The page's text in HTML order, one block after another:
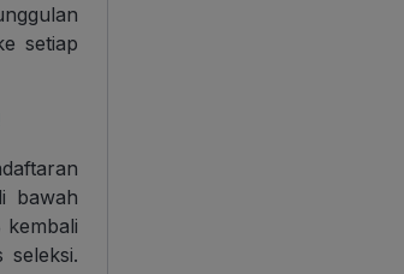
setiap
bawah
kembali
seleksi.